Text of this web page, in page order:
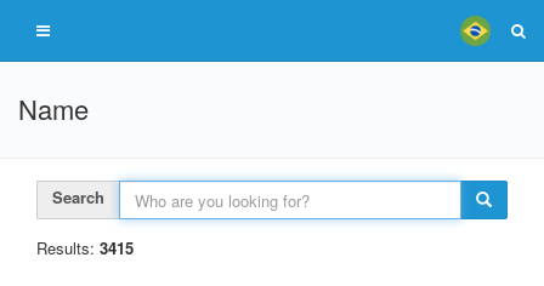
Name
Search
Results: 3415